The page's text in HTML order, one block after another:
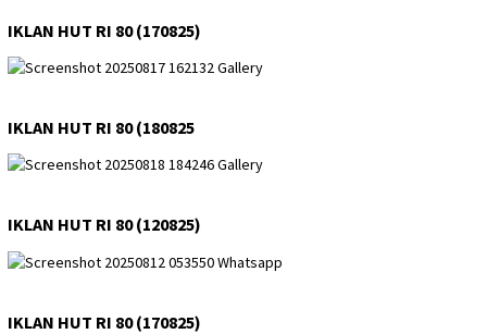
IKLAN HUT RI 80 (170825)
IKLAN HUT RI 80 (180825
IKLAN HUT RI 80 (120825)
IKLAN HUT RI 80 (170825)